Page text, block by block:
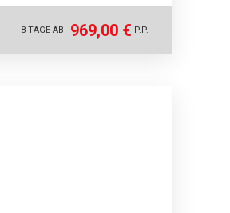
8 TAGE AB 969,00 € P.P.